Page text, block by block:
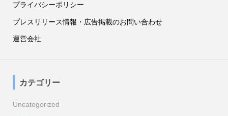
プライバシーポリシー
プレスリリース情報・広告掲載のお問い合わせ
運営会社
カテゴリー
Uncategorized